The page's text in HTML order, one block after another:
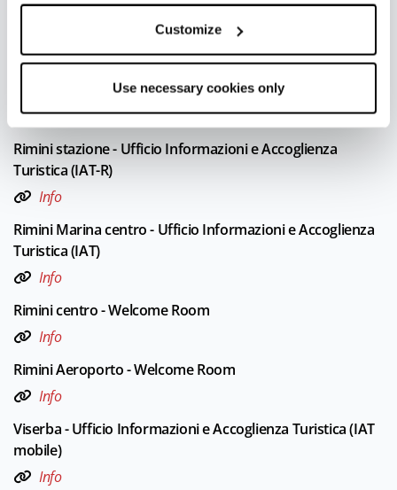
Customize
Use necessary cookies only
Leaflet|Powered byGeoapify|© OpenMapTiles© OpenStreetMap
PER MAGGIORI INFORMAZIONI
UFFICI INFORMAZIONE TURISTICA
Rimini stazione - Ufficio Informazioni e Accoglienza
Turistica (IAT-R)
Info
Rimini Marina centro - Ufficio Informazioni e Accoglienza
Turistica (IAT)
Info
Rimini centro - Welcome Room
Info
Rimini Aeroporto - Welcome Room
Info
Viserba - Ufficio Informazioni e Accoglienza Turistica (IAT
mobile)
Info